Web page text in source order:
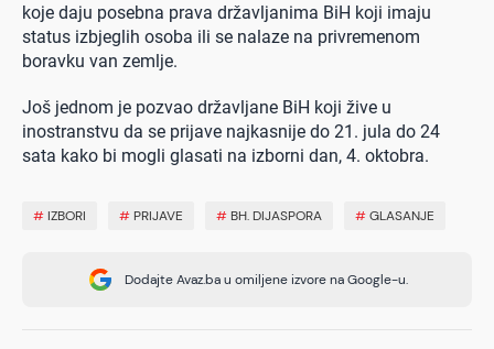
koje daju posebna prava državljanima BiH koji imaju
status izbjeglih osoba ili se nalaze na privremenom
boravku van zemlje.
Još jednom je pozvao državljane BiH koji žive u
inostranstvu da se prijave najkasnije do 21. jula do 24
sata kako bi mogli glasati na izborni dan, 4. oktobra.
# IZBORI # PRIJAVE # BH. DIJASPORA #GLASANJE
Dodajte Avaz.ba u omiljene izvore na Google-u.